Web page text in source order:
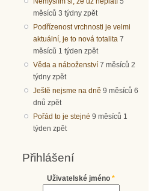
měsíců 3 týdny zpět
Podřízenost vrchnosti je velmi
aktuální, je to nová totalita 7
měsíců 1 týden zpět
Věda a náboženství 7 měsíců 2
týdny zpět
Ještě nejsme na dně 9 měsíců 6
dnů zpět
Pořád to je stejné 9 měsíců 1
týden zpět
Přihlášení
Uživatelské jméno *